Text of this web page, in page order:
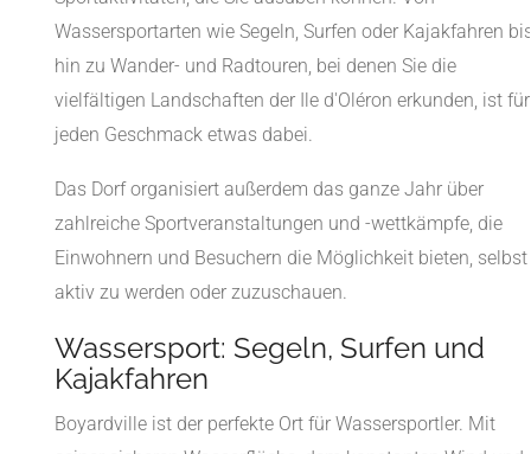
Wassersportarten wie Segeln, Surfen oder Kajakfahren
hin zu Wander- und Radtouren, bei denen Sie die
vielfältigen Landschaften der Ile d'Oléron erkunden, ist für
jeden Geschmack etwas dabei.
Das Dorf organisiert außerdem das ganze Jahr über
zahlreiche Sportveranstaltungen und -wettkämpfe, die
Einwohnern und Besuchern die Möglichkeit bieten, selbst
aktiv zu werden oder zuzuschauen.
Wassersport: Segeln, Surfen und
Kajakfahren
Boyardville ist der perfekte Ort für Wassersportler. Mit